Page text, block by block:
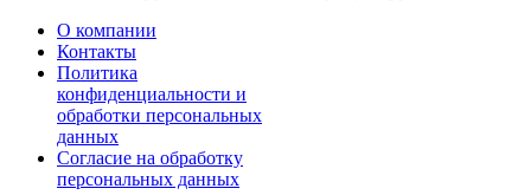
О компании
Контакты
Политика
конфиденциальности и
обработки персональных
данных
Согласие на обработку
персональных данных